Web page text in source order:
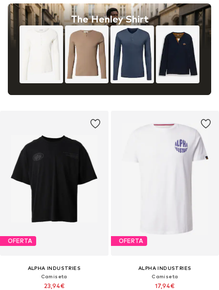
The Henley Shirt
OFERTA
ALPHA INDUSTRIES
Camiseta
23,94€
OFERTA
ALPHA INDUSTRIES
Camiseta
17,94€